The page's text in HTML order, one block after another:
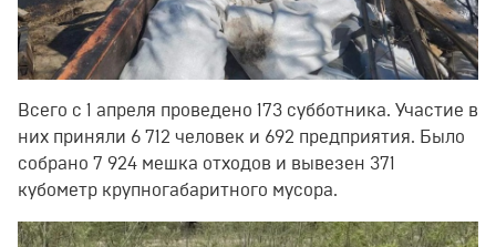
Всего с 1 апреля проведено 173 субботника. Участие в
них приняли 6 712 человек и 692 предприятия. Было
собрано 7 924 мешка отходов и вывезен 371
кубометр крупногабаритного мусора.